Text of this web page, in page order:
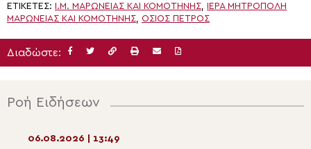
ΕΤΙΚΈΤΕΣ: Ι.Μ. ΜΑΡΩΝΕΊΑΣ ΚΑΙ ΚΟΜΟΤΗΝΉΣ,
ΙΕΡΑ ΜΗΤΡΟΠΟΛΗ
ΜΑΡΩΝΕΙΑΣ ΚΑΙ ΚΟΜΟΤΗΝΗΣ, ΟΣΙΟΣ ΠΕΤΡΟΣ
Διαδώστε:
Ροή Ειδήσεων
06.08.2026 | 13:49